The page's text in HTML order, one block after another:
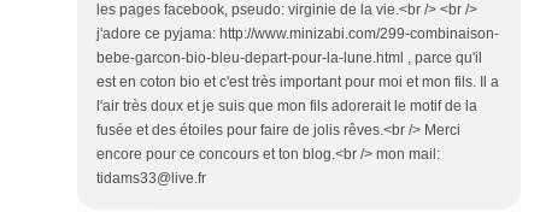
les pages facebook, pseudo: virginie de la vie.<br /> <br />
j'adore ce pyjama: http://www.minizabi.com/299-combinaison-
bebe-garcon-bio-bleu-depart-pour-la-lune.html , parce qu'il
est en coton bio et c'est très important pour moi et mon fils. Il a
l'air très doux et je suis que mon fils adorerait le motif de la
fusée et des étoiles pour faire de jolis rêves.<br /> Merci
encore pour ce concours et ton blog.<br /> mon mail:
tidams33@live.fr